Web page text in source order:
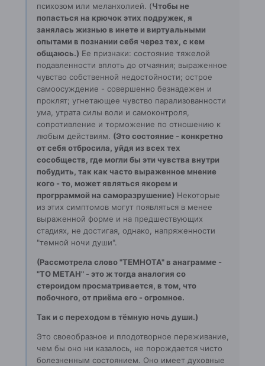
психозом или меланхолией. (Чтобы не
попасться на крючок этих подружек, я
занялась жизнью в инете и виртуальными
опытами в познании себя через тех, с кем
общаюсь.) Ее признаки: состояние тяжелой
подавленности вплоть до отчаяния; выраженное
чувство собственной недостойности; острое
самоосуждение - совершенно безнадежен и
проклят; угнетающее чувство парализованности
ума, утрата силы воли и самоконтроля,
сопротивление и торможение по отношению к
любым действиям. (Это состояние - конкретно
от себя отбросила, уйдя из всех тех
сособществ, где могли бы эти чувства внутри
побудить, так как часто выраженное мнение
кого - то, может являться якорем и
прогрраммой на саморазрушение) Некоторые
из этих симптомов могут появляться в менее
выраженной форме и на предшествующих
стадиях, не достигая, однако, напряженности
"темной ночи души".
(Рассмотрела слово "ТЕМНОТА" в анаграмме -
"ТО МЕТАН" - это ж тогда аналогия со
стероидом просматривается, в том, что
побочного, от приёма его - огромное.
Так и с переходом в тёмную ночь души.)
Это своеобразное и плодотворное переживание,
чем бы оно ни казалось, не порождается чисто
болезненным состоянием. Оно имеет духовные